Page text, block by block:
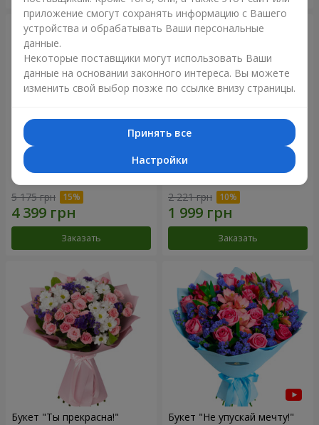
51 белая хризантема
5 175 грн
Заказать
Романтический букет
2 221 грн
Заказать
Букет "Ты прекрасна!" Букет "Не упускай мечту!"
приложение смогут сохранять информацию с Вашего
устройства и обрабатывать Ваши персональные
данные.
Некоторые поставщики могут использовать Ваши
данные на основании законного интереса. Вы можете
изменить свой выбор позже по ссылке внизу страницы.
Принять все
Настройки